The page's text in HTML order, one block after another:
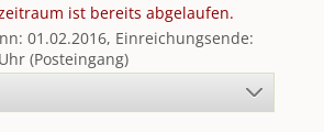
ist bereits abgelaufen.
01.02.2016, Einreichungsende:
(Posteingang)